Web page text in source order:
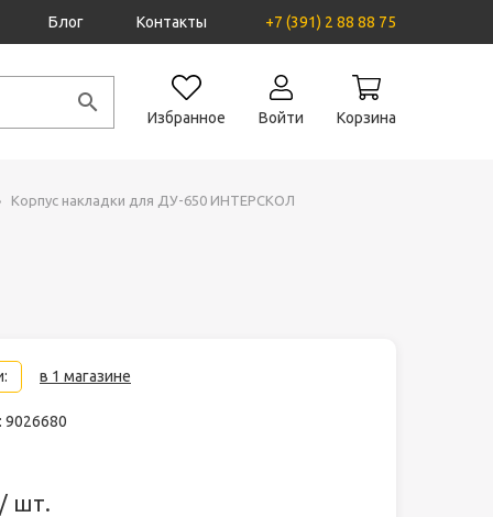
Блог Контакты +7 (391) 2 88 88 75
Избранное Войти Корзина
Корпус накладки для ДУ-650 ИНТЕРСКОЛ
в 1 магазине
9026680
шт.